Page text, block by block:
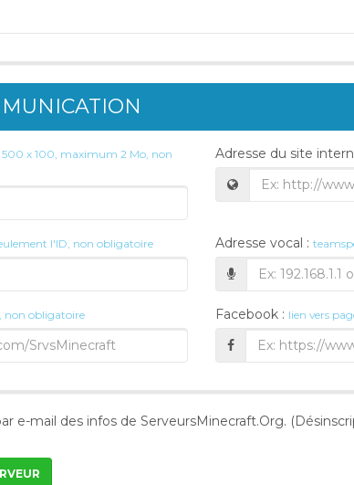
500 x 100, maximum 2 Mo, non
Adresse du site
l'ID, non obligatoire Adresse vocal :
non obligatoire Facebook : lien vers
e-mail des infos de ServeursMinecraft.Org.